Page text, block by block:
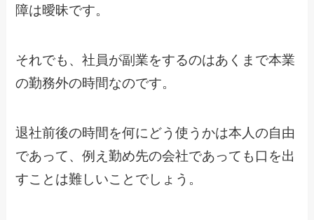
障は曖昧です。
それでも、社員が副業をするのはあくまで本業
の勤務外の時間なのです。
退社前後の時間を何にどう使うかは本人の自由
であって、例え勤め先の会社であっても口を出
すことは難しいことでしょう。